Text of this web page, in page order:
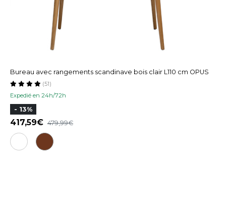
Bureau avec rangements scandinave bois clair L110 cm OPUS
Expedié en 24h/72h
(51)
- 13%
417,59 479,99